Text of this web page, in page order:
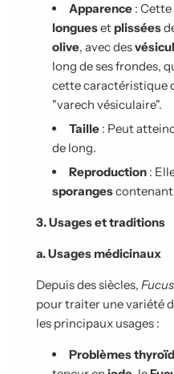
Apparence : Cette
longueset plissées
olive, avec des
long de ses frondes,
cette caractéristique
"varech vésiculaire".
Taille : Peut
de long.
Reproduction :
sporangescontenant
3. Usages et traditions
a. Usages médicinaux
Depuis des siècles,
pour traiter une variété
les principaux usages :
Problèmes